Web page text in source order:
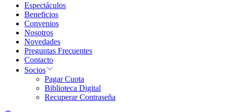
Espectáculos
Beneficios
Convenios
Nosotros
Novedades
Preguntas Frecuentes
Contacto
Socios
Pagar Cuota
Biblioteca Digital
Recuperar Contraseña